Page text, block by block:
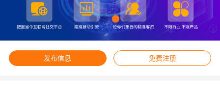
发布信息 免费注册